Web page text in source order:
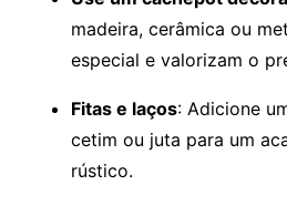
madeira, cerâmica ou
especial e valorizam o
Fitas e laços: Adicione
cetim ou juta para um
rústico.